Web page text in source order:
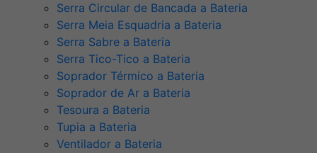
Serra Circular de Bancada a Bateria
Serra Meia Esquadria a Bateria
Serra Sabre a Bateria
Serra Tico-Tico a Bateria
Soprador Térmico a Bateria
Soprador de Ar a Bateria
Tesoura a Bateria
Tupia a Bateria
Ventilador a Bateria